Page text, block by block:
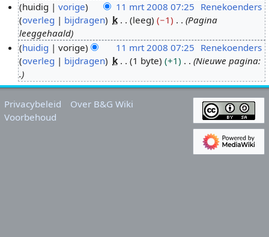
m
2
0
0
huidig vorige 11 mrt 2008 07:25 Renekoenders
overleg
bijdragen k leeg −1
Pagina
leeggehaald
huidig
vorige 11 mrt 2008 07:25 Renekoenders
overleg
bijdragen k 1 byte +1
Nieuwe pagina:
.
Privacybeleid
Over B&G Wiki
Voorbehoud